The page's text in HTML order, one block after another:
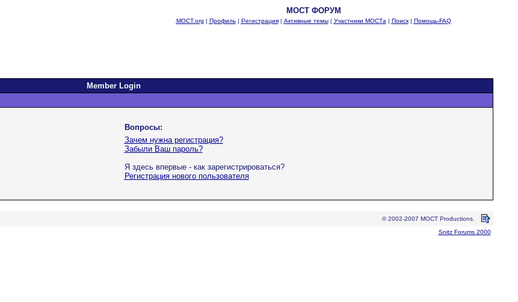
MOCT ФОРУМ
MOCT.org | Профиль| Регистрация| Активные темы| Участники МОСТа | Поиск| Помощь-FAQ
Member Login
Вопросы:
Зачем нужна регистрация?
Забыли Ваш пароль?
Я здесь впервые - как зарегистрироваться?
Регистрация нового пользователя
© 2002-2007 MOCT Productions.
Snitz Forums 2000